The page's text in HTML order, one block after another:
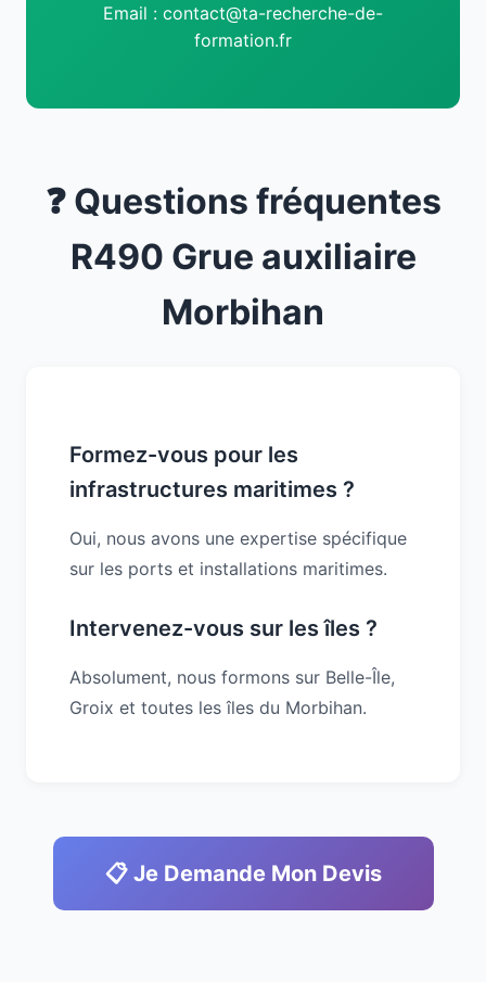
Email : contact@ta-recherche-de-
formation.fr
❓ Questions fréquentes
R490 Grue auxiliaire
Morbihan
Formez-vous pour les
infrastructures maritimes ?
Oui, nous avons une expertise spécifique
sur les ports et installations maritimes.
Intervenez-vous sur les îles ?
Absolument, nous formons sur Belle-Île,
Groix et toutes les îles du Morbihan.
📋 Je Demande Mon Devis